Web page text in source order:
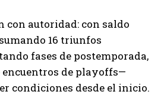
con autoridad: con saldo
16 triunfos
fases de postemporada,
de playoffs—
condiciones desde el inicio.